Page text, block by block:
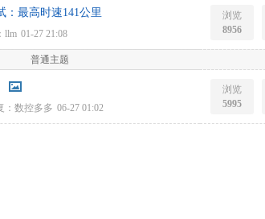
：最高时速141公里
llm 01-27 21:08
浏览
8956
普通主题
数控多多 06-27 01:02
浏览
5995